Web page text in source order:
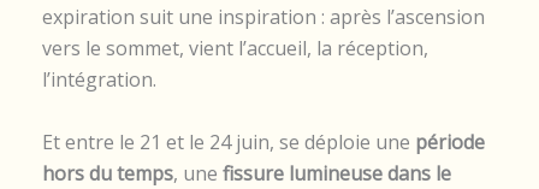
expiration suit une inspiration : après l’ascension
vers le sommet, vient l’accueil, la réception,
l’intégration.
Et entre le 21 et le 24 juin, se déploie une période
hors du temps, une fissure lumineuse dans le